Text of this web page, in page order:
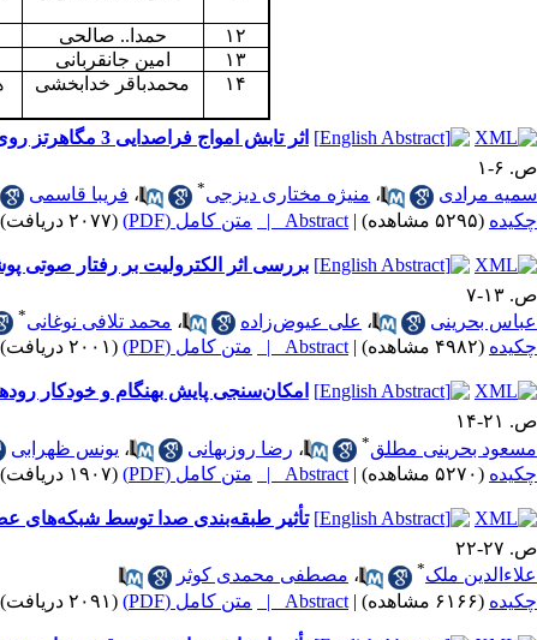
۱۲ حمدا.. صالحی
۱۳
امین جانقربانی
۱۴
محمدباقر خدابخشی
اثر تابش امواج فراصدایی 3 مگاهرتز روی رده یاخته‌ رتینوبلاستوما (مقاله پژوهشی)
ص. ۶-۱
سمیه مرادی
، منیژه مختاری دیزجی* ، فریبا قاسمی
چکیده (۵۲۹۵ مشاهده) |
Abstract | متن کامل (PDF) (۲۰۷۷ دریافت)
بررسی اثر الکترولیت بر رفتار صوتی
ص. ۱۳-۷
عباس بحرینی
، علی عیوض‌زاده ، محمد تلافی نوغانی*
چکیده (۴۹۸۲ مشاهده) |
Abstract | متن کامل (PDF) (۲۰۰۱ دریافت)
امکان‌سنجی پایش بهنگام و خودکار رود‌های ایران
ص. ۲۱-۱۴
مسعود بحرینی مطلق* ، رضا روزبهانی ، یونس ظهرابی
چکیده (۵۲۷۰ مشاهده) |
Abstract | متن کامل (PDF) (۱۹۰۷ دریافت)
تأثیر طبقه‌بندی صدا توسط شبکه‌های
ص. ۲۷-۲۲
علاءالدین ملک* ، مصطفی محمدی کوثر
چکیده (۶۱۶۶ مشاهده) |
Abstract | متن کامل (PDF) (۲۰۹۱ دریافت)